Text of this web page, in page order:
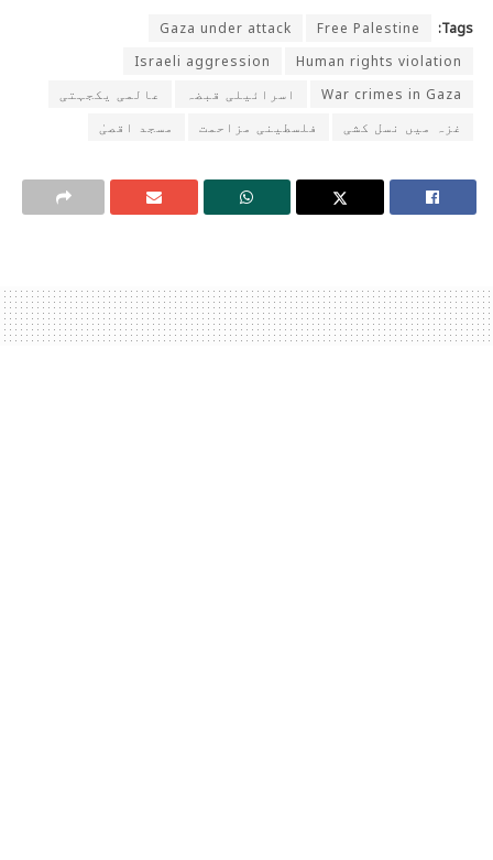
Tags:
Free Palestine
Gaza under attack
Human rights violation
Israeli aggression
War crimes in Gaza
اسرائیلی قبضہ
عالمی یکجہتی
غزہ میں نسل کشی
فلسطینی مزاحمت مسجد اقصیٰ